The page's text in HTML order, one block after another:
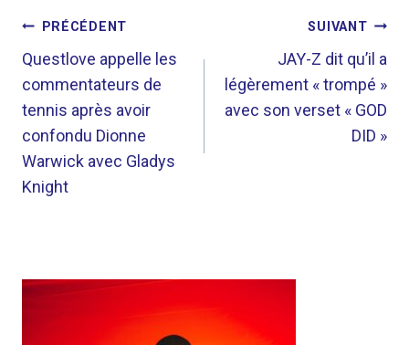
NAVIGATION
DE
L’ARTICLE
PRÉCÉDENT
Questlove appelle les
commentateurs de
tennis après avoir
confondu Dionne
Warwick avec Gladys
Knight
SUIVANT
JAY-Z dit qu’il a
légèrement « trompé »
avec son verset « GOD
DID »